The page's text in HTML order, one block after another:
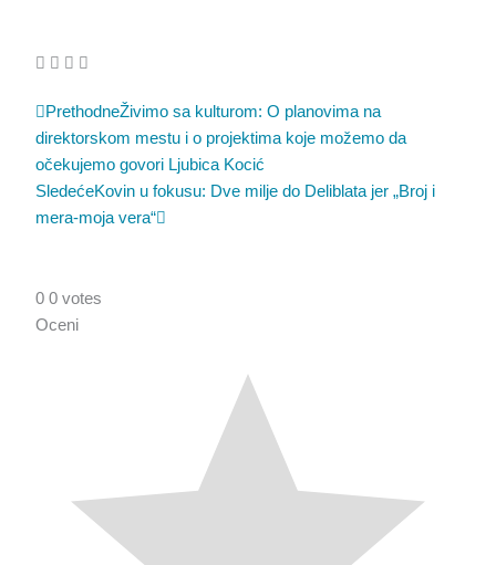
Prev
PrethodneŽivimo sa kulturom: O planovima na
direktorskom mestu i o projektima koje možemo da
očekujemo govori Ljubica Kocić
SledećeKovin u fokusu: Dve milje do Deliblata jer „Broj i
mera-moja vera“
Sledeća
0 0 votes
Oceni